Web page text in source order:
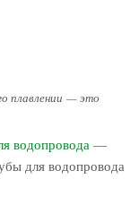
плавлении — это
водопровода —
для водопровода